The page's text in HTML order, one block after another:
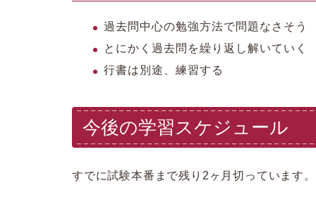
過去問中心の勉強方法で問題なさそう
とにかく過去問を繰り返し解いていく
行書は別途、練習する
今後の学習スケジュール
すでに試験本番まで残り2ヶ月切っています。